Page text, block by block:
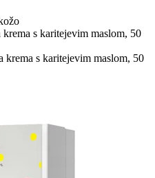
s karitejevim maslom, 50
krema s karitejevim maslom, 50